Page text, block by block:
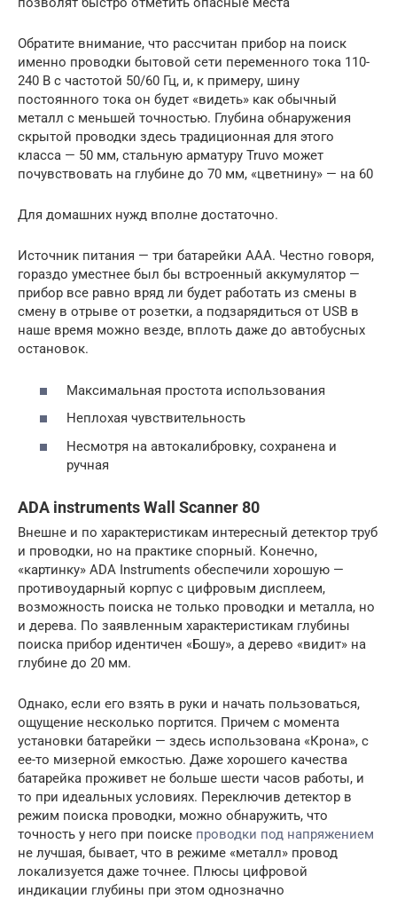
Обратите внимание, что рассчитан прибор на поиск
именно проводки бытовой сети переменного тока 110-
240 В с частотой 50/60 Гц, и, к примеру, шину
постоянного тока он будет «видеть» как обычный
металл с меньшей точностью. Глубина обнаружения
скрытой проводки здесь традиционная для этого
класса — 50 мм, стальную арматуру Truvo может
почувствовать на глубине до 70 мм, «цветнину» — на 60
Для домашних нужд вполне достаточно.
Источник питания — три батарейки ААА. Честно говоря,
гораздо уместнее был бы встроенный аккумулятор —
прибор все равно вряд ли будет работать из смены в
смену в отрыве от розетки, а подзарядиться от USB в
наше время можно везде, вплоть даже до автобусных
остановок.
Максимальная простота использования
Неплохая чувствительность
Несмотря на автокалибровку, сохранена и
ручная
ADA instruments Wall Scanner 80
Внешне и по характеристикам интересный детектор труб
и проводки, но на практике спорный. Конечно,
«картинку» ADA Instruments обеспечили хорошую —
противоударный корпус с цифровым дисплеем,
возможность поиска не только проводки и металла, но
и дерева. По заявленным характеристикам глубины
поиска прибор идентичен «Бошу», а дерево «видит» на
глубине до 20 мм.
Однако, если его взять в руки и начать пользоваться,
ощущение несколько портится. Причем с момента
установки батарейки — здесь использована «Крона», с
ее-то мизерной емкостью. Даже хорошего качества
батарейка проживет не больше шести часов работы, и
то при идеальных условиях. Переключив детектор в
режим поиска проводки, можно обнаружить, что
точность у него при поиске проводки под напряжением
не лучшая, бывает, что в режиме «металл» провод
локализуется даже точнее. Плюсы цифровой
индикации глубины при этом однозначно